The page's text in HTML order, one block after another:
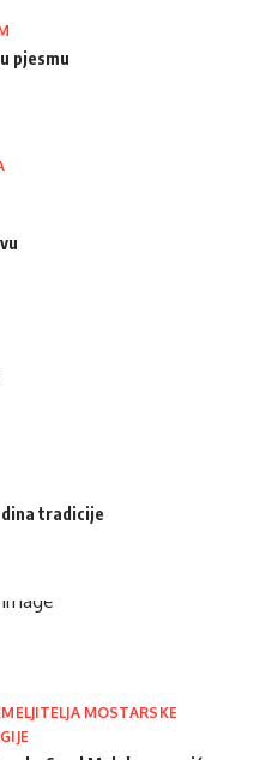
pjesmu
tradicije
MOSTARSKE